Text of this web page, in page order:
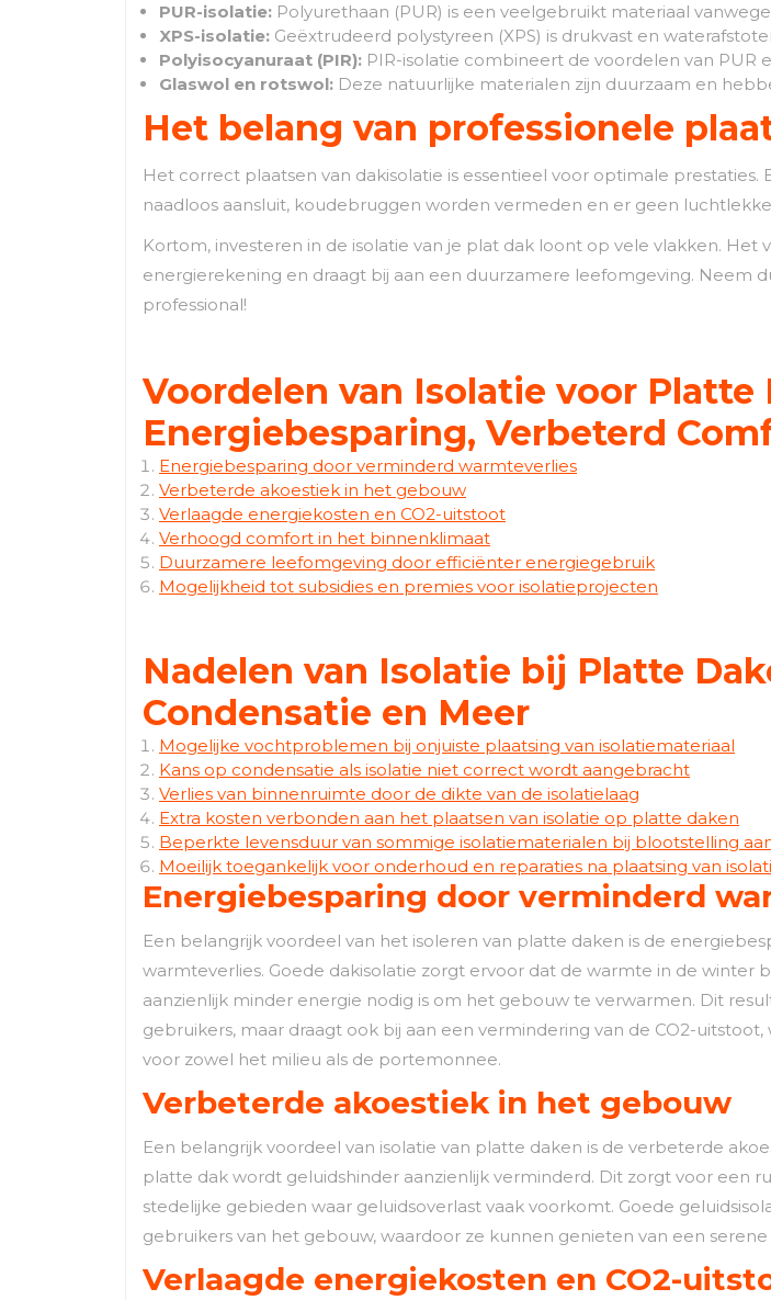
PUR-isolatie: Polyurethaan (PUR) is een veelgebruikt materiaal
XPS-isolatie: Geëxtrudeerd polystyreen (XPS) is drukvast en
Polyisocyanuraat (PIR): PIR-isolatie combineert de voordelen van PUR
Glaswol en rotswol: Deze natuurlijke materialen zijn duurzaam en
Het belang van professionele
Het correct plaatsen van dakisolatie is essentieel voor optimale
naadloos aansluit, koudebruggen worden vermeden en er geen
Kortom, investeren in de isolatie van je plat dak loont op vele vlakken.
energierekening en draagt bij aan een duurzamere leefomgeving. Neem
professional!
Voordelen van Isolatie voor Platte
Energiebesparing, Verbeterd
Energiebesparing door verminderd warmteverlies
Verbeterde akoestiek in het gebouw
Verlaagde energiekosten en CO2-uitstoot
Verhoogd comfort in het binnenklimaat
Duurzamere leefomgeving door efficiënter energiegebruik
Mogelijkheid tot subsidies en premies voor isolatieprojecten
Nadelen van Isolatie bij Platte
Condensatie en Meer
Mogelijke vochtproblemen bij onjuiste plaatsing van isolatiemateriaal
Kans op condensatie als isolatie niet correct wordt aangebracht
Verlies van binnenruimte door de dikte van de isolatielaag
Extra kosten verbonden aan het plaatsen van isolatie op platte daken
Beperkte levensduur van sommige isolatiematerialen bij blootstelling
Moeilijk toegankelijk voor onderhoud en reparaties na plaatsing van
Energiebesparing door verminderd
Een belangrijk voordeel van het isoleren van platte daken is de
warmteverlies. Goede dakisolatie zorgt ervoor dat de warmte in de
aanzienlijk minder energie nodig is om het gebouw te verwarmen. Dit
gebruikers, maar draagt ook bij aan een vermindering van de CO2-
voor zowel het milieu als de portemonnee.
Verbeterde akoestiek in het gebouw
Een belangrijk voordeel van isolatie van platte daken is de verbeterde
platte dak wordt geluidshinder aanzienlijk verminderd. Dit zorgt voor een
stedelijke gebieden waar geluidsoverlast vaak voorkomt. Goede
gebruikers van het gebouw, waardoor ze kunnen genieten van een
Verlaagde energiekosten en CO2-